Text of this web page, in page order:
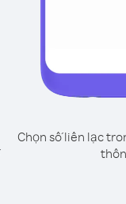
Chọn số liên lạc